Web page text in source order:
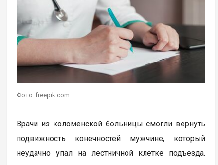
Фото: freepik.com
Врачи из коломенской больницы смогли вернуть
подвижность конечностей мужчине, который
неудачно упал на лестничной клетке подъезда.